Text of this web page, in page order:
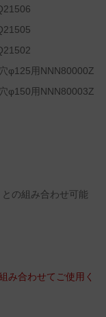
φ125用NNN80000Z
φ150用NNN80003Z
の組み合わせ可能
み合わせてご使用く